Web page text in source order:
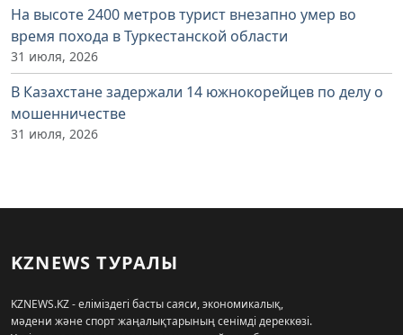
На высоте 2400 метров турист внезапно умер во
время похода в Туркестанской области
31 июля, 2026
В Казахстане задержали 14 южнокорейцев по делу о
мошенничестве
31 июля, 2026
KZNEWS ТУРАЛЫ
KZNEWS.KZ - еліміздегі басты саяси, экономикалық,
мәдени және спорт жаңалықтарының сенімді дереккөзі.